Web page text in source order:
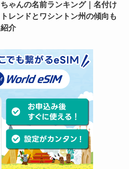
ちゃんの名前ランキング｜名付け
トレンドとワシントン州の傾向も
紹介